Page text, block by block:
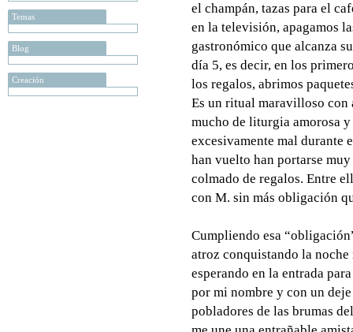
Temas
Blog
Creación
el champán, tazas para el
en la televisión, apagamos
gastronómico que alcanza
día 5, es decir, en los
los regalos, abrimos
Es un ritual maravilloso
mucho de liturgia amorosa
excesivamente mal durante
han vuelto han portarse
colmado de regalos. Entre
con M. sin más obligación
Cumpliendo esa
atroz conquistando la
esperando en la entrada
por mi nombre y con un
pobladores de las brumas